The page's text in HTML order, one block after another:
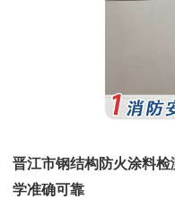
晋江市钢结构防火涂料
学准确可靠